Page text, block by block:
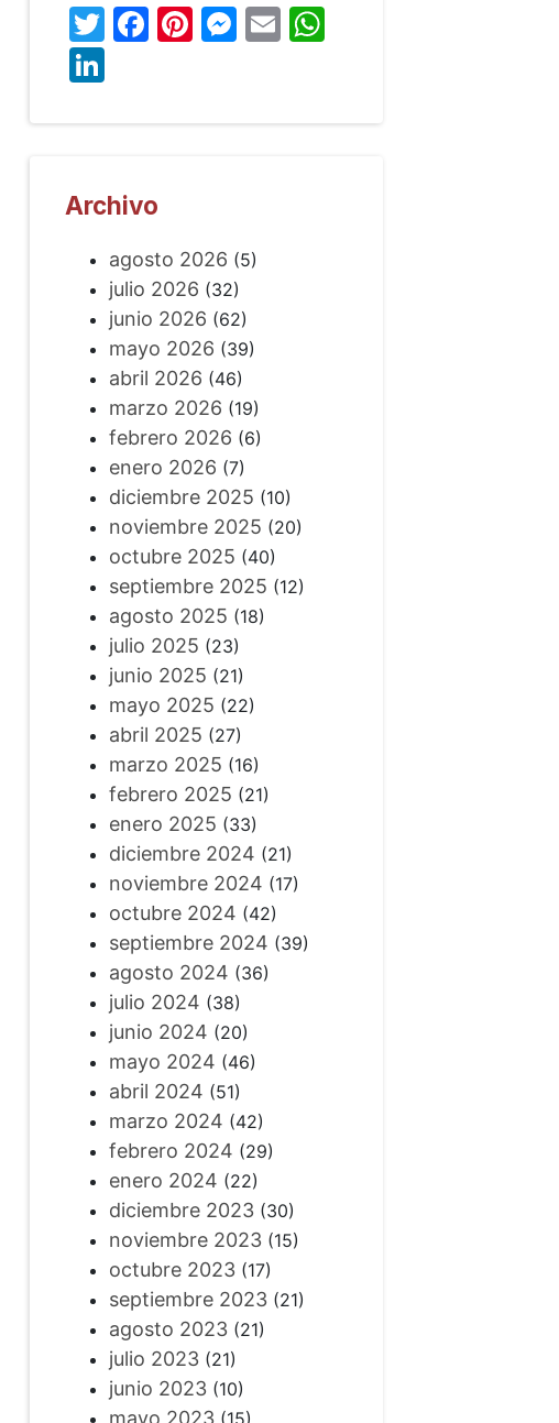
Twitter
Facebook
Pinterest
Messenger
EmailWhatsApp
LinkedIn
Archivo
agosto 2026 (5)
julio 2026 (32)
junio 2026 (62)
mayo 2026 (39)
abril 2026 (46)
marzo 2026 (19)
febrero 2026 (6)
enero 2026 (7)
diciembre 2025 (10)
noviembre 2025 (20)
octubre 2025 (40)
septiembre 2025 (12)
agosto 2025 (18)
julio 2025 (23)
junio 2025 (21)
mayo 2025 (22)
abril 2025 (27)
marzo 2025 (16)
febrero 2025 (21)
enero 2025 (33)
diciembre 2024 (21)
noviembre 2024 (17)
octubre 2024 (42)
septiembre 2024 (39)
agosto 2024 (36)
julio 2024 (38)
junio 2024 (20)
mayo 2024 (46)
abril 2024 (51)
marzo 2024 (42)
febrero 2024 (29)
enero 2024 (22)
diciembre 2023(30)
noviembre 2023(15)
octubre 2023(17)
septiembre 2023(21)
agosto 2023(21)
julio 2023(21)
junio 2023(10)
mayo 2023